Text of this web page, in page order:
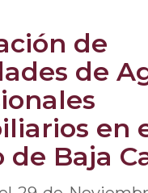
de
de
en
de Baja